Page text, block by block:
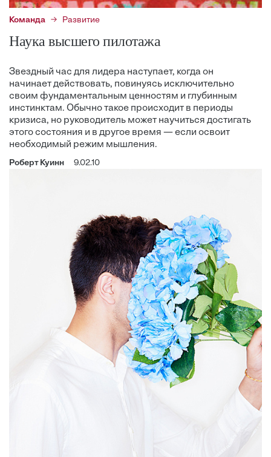
Команда Развитие
Наука высшего пилотажа
Звездный час для лидера наступает, когда он
начинает действовать, повинуясь исключительно
своим фундаментальным ценностям и глубинным
инстинктам. Обычно такое происходит в периоды
кризиса, но руководитель может научиться достигать
этого состояния и в другое время — если освоит
необходимый режим мышления.
Роберт Куинн 9.02.10